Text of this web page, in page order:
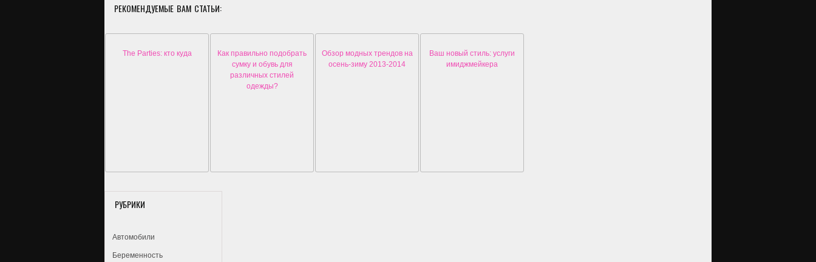
РЕКОМЕНДУЕМЫЕ ВАМ СТАТЬИ:
The Parties: кто куда
Как правильно подобрать
сумку и обувь для
различных стилей
одежды?
Обзор модных трендов на
осень-зиму 2013-2014
Ваш новый стиль: услуги
имиджмейкера
РУБРИКИ
Автомобили
Беременность